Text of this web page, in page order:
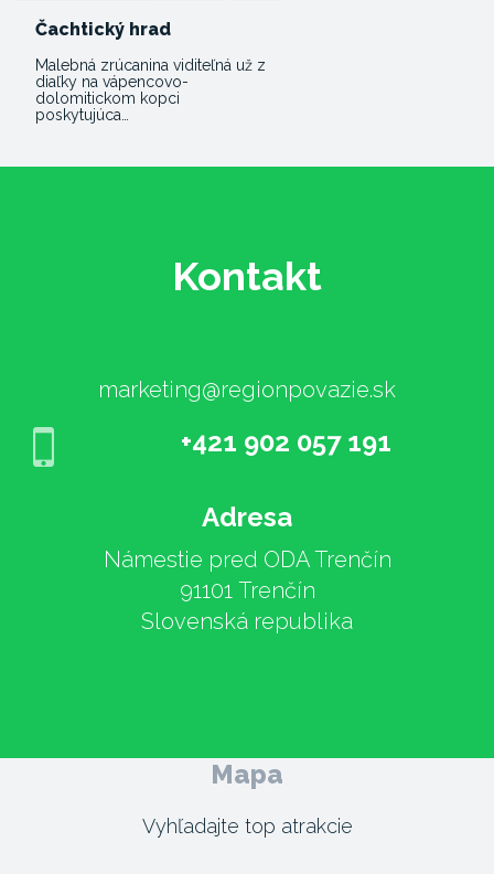
Čachtický hrad
Malebná zrúcanina viditeľná už z
diaľky na vápencovo-
dolomitickom kopci
poskytujúca…
Kontakt
marketing@regionpovazie.sk
+421 902 057 191
Adresa
Námestie pred ODA Trenčín
91101 Trenčín
Slovenská republika
Mapa
Vyhľadajte top atrakcie